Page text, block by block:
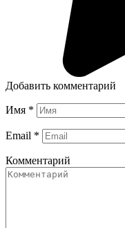
Добавить комментарий
Имя *
Email *
Комментарий